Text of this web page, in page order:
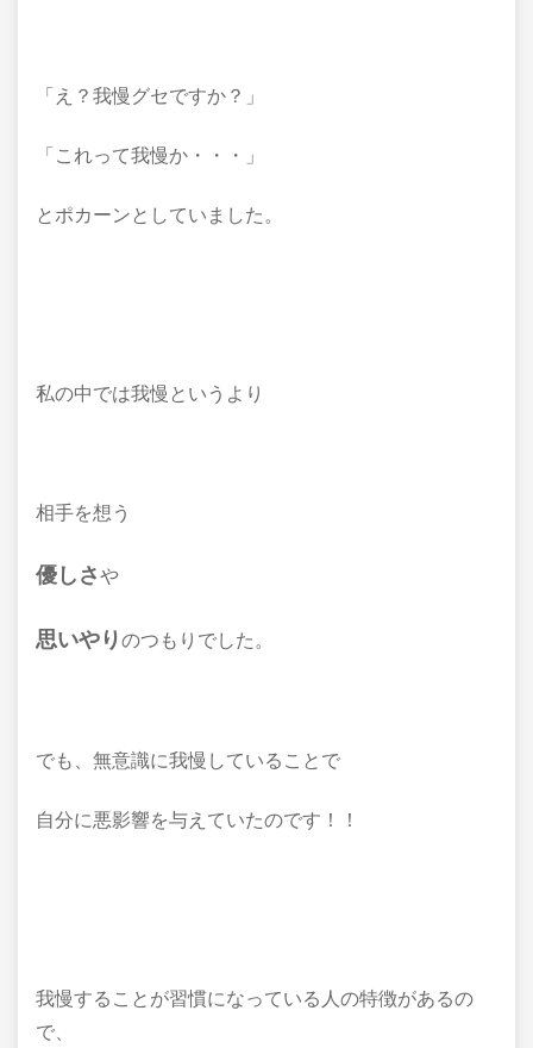
「え？我慢グセですか？」
「これって我慢か・・・」
とポカーンとしていました。
私の中では我慢というより
相手を想う
優しさや
思いやりのつもりでした。
でも、無意識に我慢していることで
自分に悪影響を与えていたのです！！
我慢することが習慣になっている人の特徴があるの
で、